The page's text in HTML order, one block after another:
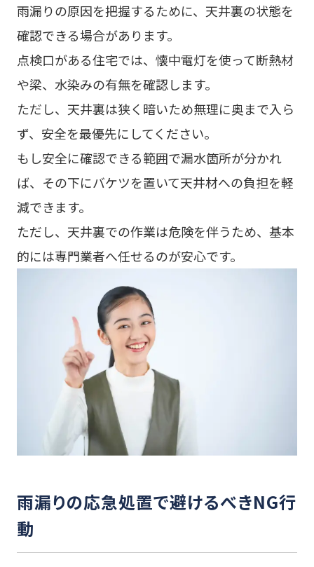
雨漏りの原因を把握するために、天井裏の状態を
確認できる場合があります。
点検口がある住宅では、懐中電灯を使って断熱材
や梁、水染みの有無を確認します。
ただし、天井裏は狭く暗いため無理に奥まで入ら
ず、安全を最優先にしてください。
もし安全に確認できる範囲で漏水箇所が分かれ
ば、その下にバケツを置いて天井材への負担を軽
減できます。
ただし、天井裏での作業は危険を伴うため、基本
的には専門業者へ任せるのが安心です。
雨漏りの応急処置で避けるべきNG行
動